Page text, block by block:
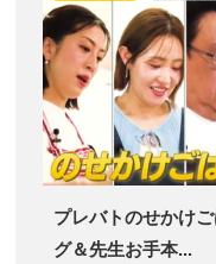
プレバトのせかけ
グ＆先生お手本...